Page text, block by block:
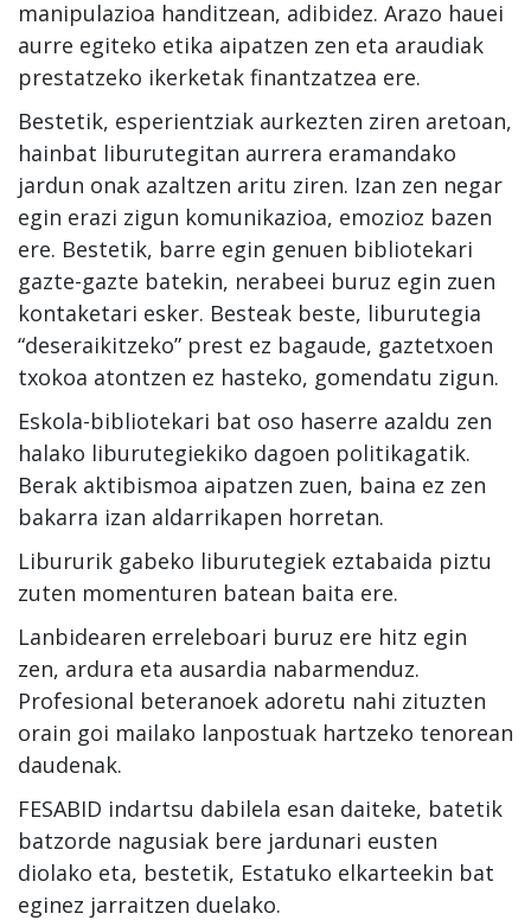
manipulazioa handitzean, adibidez. Arazo hauei
aurre egiteko etika aipatzen zen eta araudiak
prestatzeko ikerketak finantzatzea ere.
Bestetik, esperientziak aurkezten ziren aretoan,
hainbat liburutegitan aurrera eramandako
jardun onak azaltzen aritu ziren. Izan zen negar
egin erazi zigun komunikazioa, emozioz bazen
ere. Bestetik, barre egin genuen bibliotekari
gazte-gazte batekin, nerabeei buruz egin zuen
kontaketari esker. Besteak beste, liburutegia
“deseraikitzeko” prest ez bagaude, gaztetxoen
txokoa atontzen ez hasteko, gomendatu zigun.
Eskola-bibliotekari bat oso haserre azaldu zen
halako liburutegiekiko dagoen politikagatik.
Berak aktibismoa aipatzen zuen, baina ez zen
bakarra izan aldarrikapen horretan.
Libururik gabeko liburutegiek eztabaida piztu
zuten momenturen batean baita ere.
Lanbidearen erreleboari buruz ere hitz egin
zen, ardura eta ausardia nabarmenduz.
Profesional beteranoek adoretu nahi zituzten
orain goi mailako lanpostuak hartzeko tenorean
daudenak.
FESABID indartsu dabilela esan daiteke, batetik
batzorde nagusiak bere jardunari eusten
diolako eta, bestetik, Estatuko elkarteekin bat
eginez jarraitzen duelako.